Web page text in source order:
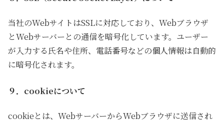
当社のWebサイトはSSLに対応しており、Webブラウザ
とWebサーバーとの通信を暗号化しています。ユーザー
が入力する氏名や住所、電話番号などの個人情報は自動的
に暗号化されます。
９．cookieについて
cookieとは、WebサーバーからWebブラウザに送信され